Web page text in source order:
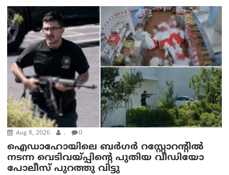
Aug 8, 2026 . 0
ഐഡാഹോയിലെ ബർഗർ റസ്റ്റോറന്റിൽ
നടന്ന വെടിവയ്പ്പിന്റെ പുതിയ വീഡിയോ
പോലീസ് പുറത്തു വിട്ടു